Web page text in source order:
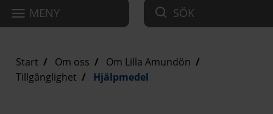
MENY SÖK
Start Om oss
Om Lilla Amundön
Tillgänglighet
Hjälpmedel